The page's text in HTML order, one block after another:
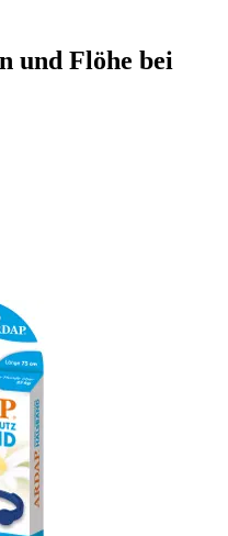
und Flöhe bei